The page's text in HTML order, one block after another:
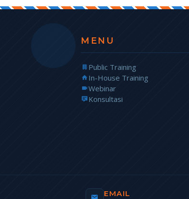
MENU
Public Training
In-House Training
Webinar
Konsultasi
EMAIL